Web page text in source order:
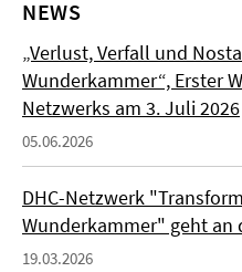
NEWS
„Verlust, Verfall und
Wunderkammer“, Erster
Netzwerks am 3. Juli 2026
05.06.2026
DHC-Netzwerk
Wunderkammer" geht an
19.03.2026